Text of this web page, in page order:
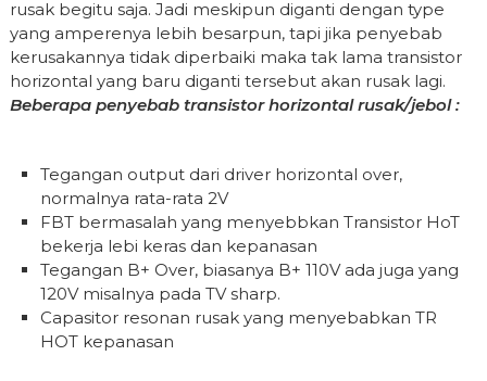
rusak begitu saja. Jadi meskipun diganti dengan type
yang amperenya lebih besarpun, tapi jika penyebab
kerusakannya tidak diperbaiki maka tak lama transistor
horizontal yang baru diganti tersebut akan rusak lagi.
Beberapa penyebab transistor horizontal rusak/jebol :
Tegangan output dari driver horizontal over,
normalnya rata-rata 2V
FBT bermasalah yang menyebbkan Transistor HoT
bekerja lebi keras dan kepanasan
Tegangan B+ Over, biasanya B+ 110V ada juga yang
120V misalnya pada TV sharp.
Capasitor resonan rusak yang menyebabkan TR
HOT kepanasan